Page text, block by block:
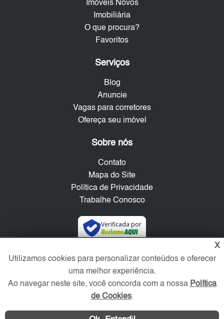
Imóveis Novos
Imobiliária
O que procura?
Favoritos
Serviços
Blog
Anuncie
Vagas para corretores
Ofereça seu imóvel
Sobre nós
Contato
Mapa do Site
Política de Privacidade
Trabalhe Conosco
Verificada por
Redes Sociais
X
Utilizamos cookies para personalizar conteúdos e oferecer
uma melhor experiência.
Ao navegar neste site, você concorda com a nossa Política
de Cookies.